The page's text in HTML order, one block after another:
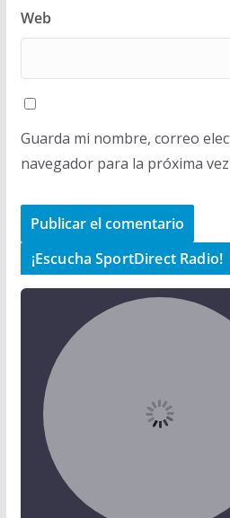
Web
Guarda mi nombre, correo
navegador para la próxima
¡Escucha SportDirect Radio!